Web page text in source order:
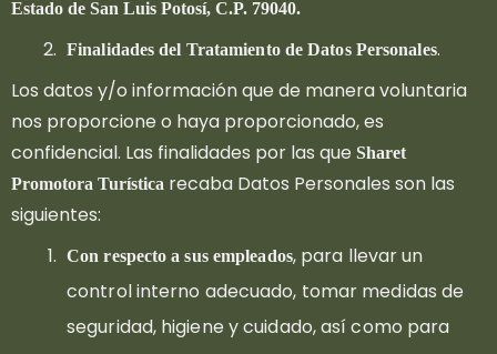
Estado de San Luis Potosí, C.P. 79040.
Finalidades del Tratamiento de Datos Personales.
Los datos y/o información que de manera voluntaria
nos proporcione o haya proporcionado, es
confidencial. Las finalidades por las que Sharet
Promotora Turística recaba Datos Personales son las
siguientes:
Con respecto a sus empleados, para llevar un
control interno adecuado, tomar medidas de
seguridad, higiene y cuidado, así como para